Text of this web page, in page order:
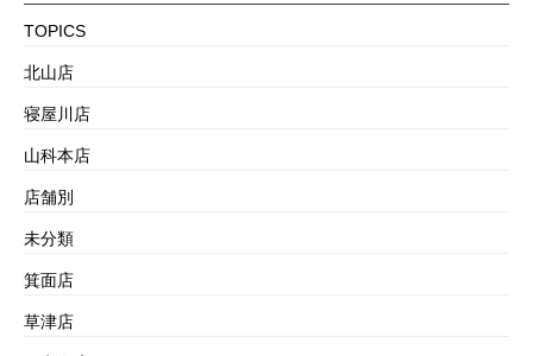
TOPICS
北山店
寝屋川店
山科本店
店舗別
未分類
箕面店
草津店